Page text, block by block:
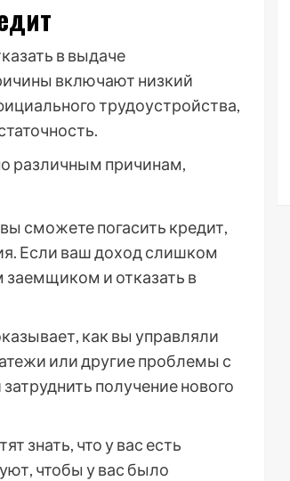
в выдаче
включают низкий
трудоустройства,
различным причинам,
сможете погасить кредит,
Если ваш доход слишком
и отказать в
как вы управляли
или другие проблемы с
получение нового
знать, что у вас есть
чтобы у вас было